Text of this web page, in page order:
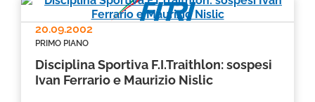
20.09.2002
PRIMO PIANO
Disciplina Sportiva F.I.Traithlon: sospesi
Ivan Ferrario e Maurizio Nislic